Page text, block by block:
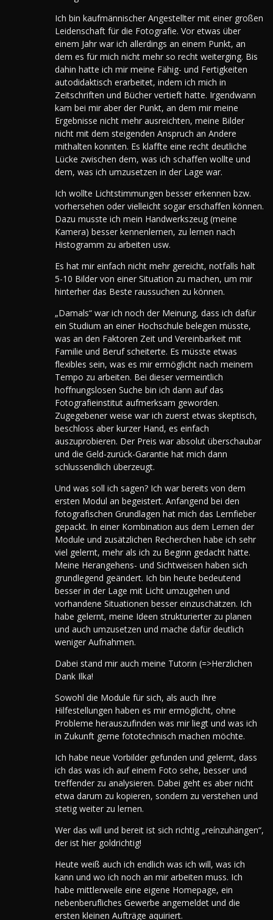
Ich bin kaufmännischer Angestellter mit einer großen
Leidenschaft für die Fotografie. Vor etwas über
einem Jahr war ich allerdings an einem Punkt, an
dem es für mich nicht mehr so recht weiterging. Bis
dahin hatte ich mir meine Fähig- und Fertigkeiten
autodidaktisch erarbeitet, indem ich mich in
Zeitschriften und Bücher vertieft hatte. Irgendwann
kam bei mir aber der Punkt, an dem mir meine
Ergebnisse nicht mehr ausreichten, meine Bilder
nicht mit dem steigenden Anspruch an Andere
mithalten konnten. Es klaffte eine recht deutliche
Lücke zwischen dem, was ich schaffen wollte und
dem, was ich umzusetzen in der Lage war.
Ich wollte Lichtstimmungen besser erkennen bzw.
vorhersehen oder vielleicht sogar erschaffen können.
Dazu musste ich mein Handwerkszeug (meine
Kamera) besser kennenlernen, zu lernen nach
Histogramm zu arbeiten usw.
Es hat mir einfach nicht mehr gereicht, notfalls halt
5-10 Bilder von einer Situation zu machen, um mir
hinterher das Beste raussuchen zu können.
„Damals“ war ich noch der Meinung, dass ich dafür
ein Studium an einer Hochschule belegen müsste,
was an den Faktoren Zeit und Vereinbarkeit mit
Familie und Beruf scheiterte. Es müsste etwas
flexibles sein, was es mir ermöglicht nach meinem
Tempo zu arbeiten. Bei dieser vermeintlich
hoffnungslosen Suche bin ich dann auf das
Fotografieinstitut aufmerksam geworden.
Zugegebener weise war ich zuerst etwas skeptisch,
beschloss aber kurzer Hand, es einfach
auszuprobieren. Der Preis war absolut überschaubar
und die Geld-zurück-Garantie hat mich dann
schlussendlich überzeugt.
Und was soll ich sagen? Ich war bereits von dem
ersten Modul an begeistert. Anfangend bei den
fotografischen Grundlagen hat mich das Lernfieber
gepackt. In einer Kombination aus dem Lernen der
Module und zusätzlichen Recherchen habe ich sehr
viel gelernt, mehr als ich zu Beginn gedacht hätte.
Meine Herangehens- und Sichtweisen haben sich
grundlegend geändert. Ich bin heute bedeutend
besser in der Lage mit Licht umzugehen und
vorhandene Situationen besser einzuschätzen. Ich
habe gelernt, meine Ideen strukturierter zu planen
und auch umzusetzen und mache dafür deutlich
weniger Aufnahmen.
Dabei stand mir auch meine Tutorin (=>Herzlichen
Dank Ilka!
Sowohl die Module für sich, als auch Ihre
Hilfestellungen haben es mir ermöglicht, ohne
Probleme herauszufinden was mir liegt und was ich
in Zukunft gerne fototechnisch machen möchte.
Ich habe neue Vorbilder gefunden und gelernt, dass
ich das was ich auf einem Foto sehe, besser und
treffender zu analysieren. Dabei geht es aber nicht
etwa darum zu kopieren, sondern zu verstehen und
stetig weiter zu lernen.
Wer das will und bereit ist sich richtig „reínzuhängen“,
der ist hier goldrichtig!
Heute weiß auch ich endlich was ich will, was ich
kann und wo ich noch an mir arbeiten muss. Ich
habe mittlerweile eine eigene Homepage, ein
nebenberufliches Gewerbe angemeldet und die
ersten kleinen Aufträge aquiriert.